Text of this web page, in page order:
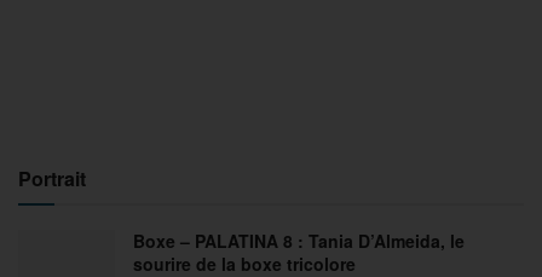
Portrait
Boxe – PALATINA 8 : Tania D’Almeida, le
sourire de la boxe tricolore